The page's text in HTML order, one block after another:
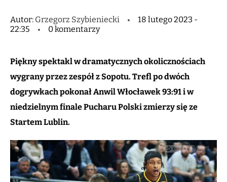
Autor: Grzegorz Szybieniecki
18 lutego 2023 -
22:35
0 komentarzy
Piękny spektakl w dramatycznych okolicznościach
wygrany przez zespół z Sopotu. Trefl po dwóch
dogrywkach pokonał Anwil Włocławek 93:91 i w
niedzielnym finale Pucharu Polski zmierzy się ze
Startem Lublin.